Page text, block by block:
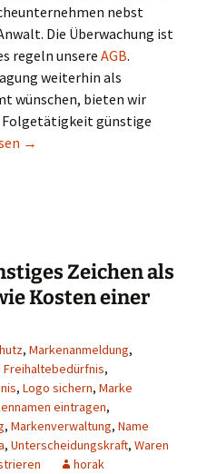
nebst
Die Überwachung ist
regeln unsere AGB.
weiterhin als
wünschen, bieten wir
Folgetätigkeit günstige
Inhalt einer deutschen
→
Zeichen als
Kosten einer
, Markenanmeldung,
Freihaltebedürfnis,
, Logo sichern, Marke
eintragen,
, Markenverwaltung, Name
, Unterscheidungskraft, Waren
horak